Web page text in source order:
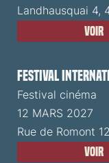
Landhausquai 4,
Voir
Festival
Festival cinéma
12 MARS 2027
Rue de Romont
Voir